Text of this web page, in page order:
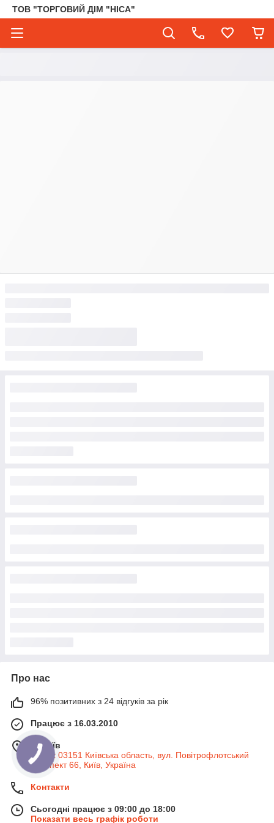
ТОВ "ТОРГОВИЙ ДІМ "НІСА"
Про нас
96% позитивних з 24 відгуків за рік
Працює з 16.03.2010
м. Київ
Індекс 03151 Київська область, вул. Повітрофлотський
проспект 66, Київ, Україна
Контакти
Сьогодні працює з 09:00 до 18:00
Показати весь графік роботи
КНОПКА
ЗВ'ЯЗКУ